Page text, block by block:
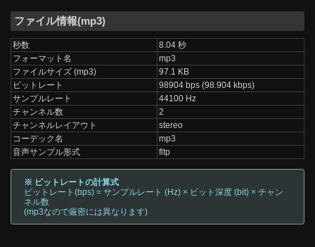
ファイル情報(mp3)
秒数
8.04 秒
フォーマット名
mp3
ファイルサイズ (mp3)
97.1 KB
ビットレート
98904 bps (98.904 kbps)
サンプルレート
44100 Hz
チャンネル数
2
チャンネルレイアウト
stereo
コーデック名
mp3
音声サンプル形式
fltp
※ ビットレートの計算式
ビットレート(bps) = サンプルレート (Hz) × ビット深度 (bit) × チャン
ネル数
(mp3なので厳密には異なります)